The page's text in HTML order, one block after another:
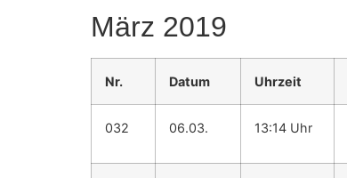
März 2019
Nr. Datum Uhrzeit
032 06.03. 13:14 Uhr